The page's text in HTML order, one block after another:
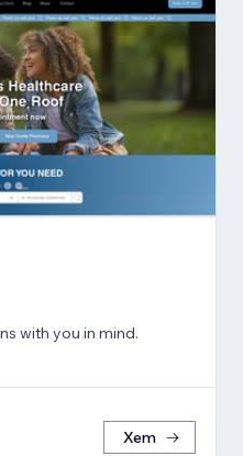
with you in mind.
Xem